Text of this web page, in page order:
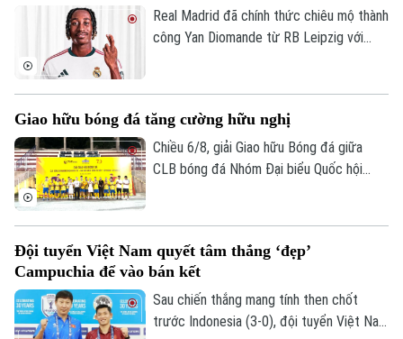
Real Madrid đã chính thức chiêu mộ thành
công Yan Diomande từ RB Leipzig với
triệu euro phụ phí tùy theo thành tích.
Giao hữu bóng đá tăng cường hữu nghị
Chiều 6/8, giải Giao hữu Bóng đá giữa
CLB bóng đá Nhóm Đại biểu Quốc hội
hữu nghị.
Đội tuyển Việt Nam quyết tâm thắng ‘đẹp’
Campuchia để vào bán kết
Sau chiến thắng mang tính then chốt
trước Indonesia (3-0), đội tuyển Việt Nam